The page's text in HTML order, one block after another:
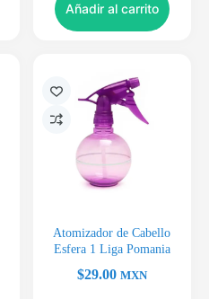
Añadir al carrito
Atomizador de Cabello
Esfera 1 Liga Pomania
$29.00 MXN